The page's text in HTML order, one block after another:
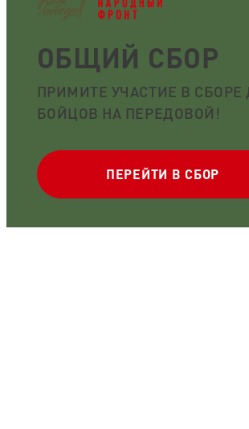
ОБЩИЙ СБОР
ПРИМИТЕ УЧАСТИЕ В СБОРЕ
БОЙЦОВ НА ПЕРЕДОВОЙ!
ПЕРЕЙТИ В СБОР